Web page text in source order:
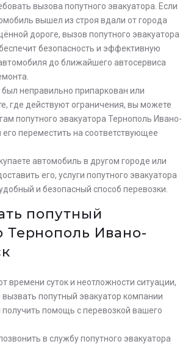
вызова попутного эвакуатора. Если
вышел из строя вдали от города
дороге, вызов попутного эвакуатора
безопасность и эффективную
до ближайшего автосервиса
неправильно припаркован или
где действуют ограничения, вы можете
попутного эвакуатора Тернополь Ивано-
переместить на соответствующее
автомобиль в другом городе или
его, услуги попутного эвакуатора
и безопасный способ перевозки.
попутный
Тернополь Ивано-
времени суток и неотложности ситуации,
попутный эвакуатор компании
получить помощь с перевозкой вашего
в службу попутного эвакуатора